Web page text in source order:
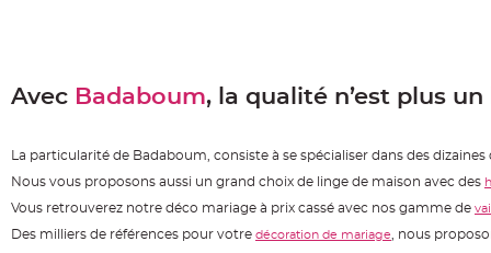
Bourse
Avec Badaboum, la qualité n’est plus un
La particularité de Badaboum, consiste à se spécialiser dans des
Nous vous proposons aussi un grand choix de linge de maison avec des
Vous retrouverez notre déco mariage à prix cassé avec nos gamme de
Des milliers de références pour votre décoration de mariage , nous